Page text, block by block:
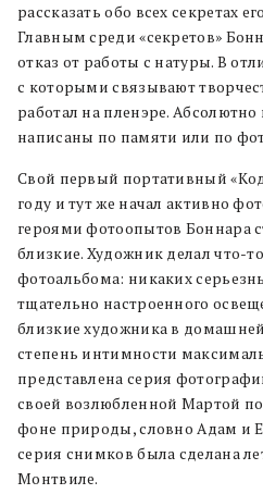
рассказать обо всех секретах
Главным среди «секретов»
отказ от работы с натуры. В
с которыми связывают
работал на пленэре.
написаны по памяти или по
Свой первый портативный
году и тут же начал активно
героями фотоопытов Боннара
близкие. Художник делал что-
фотоальбома: никаких
тщательно настроенного
близкие художника в
степень интимности
представлена серия
своей возлюбленной Мартой
фоне природы, словно Адам и
серия снимков была сделана
Монтвиле.